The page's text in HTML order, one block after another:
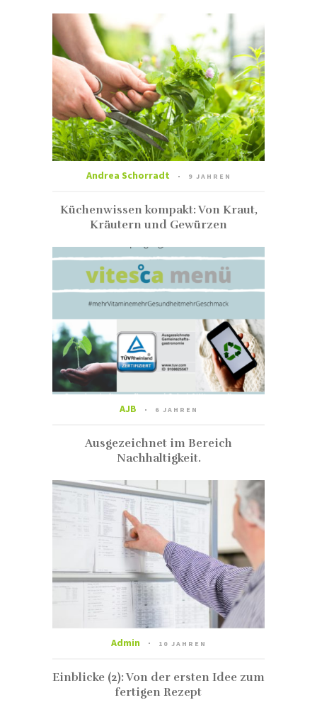
Andrea Schorradt 9 JAHREN
Küchenwissen kompakt: Von Kraut,
Kräutern und Gewürzen
AJB 6 JAHREN
Ausgezeichnet im Bereich
Nachhaltigkeit.
Admin 10 JAHREN
Einblicke (2): Von der ersten Idee zum
fertigen Rezept